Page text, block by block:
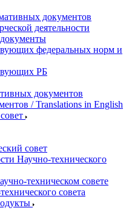
документов
деятельности
федеральных норм и
РБ
документов
/ Translations in English
совет
Научно-технического
техническом совете
совета